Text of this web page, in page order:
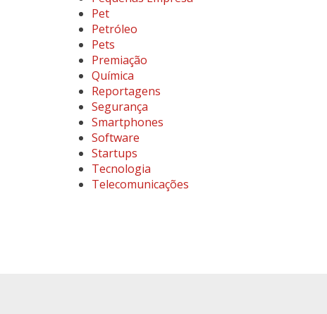
Pet
Petróleo
Pets
Premiação
Química
Reportagens
Segurança
Smartphones
Software
Startups
Tecnologia
Telecomunicações